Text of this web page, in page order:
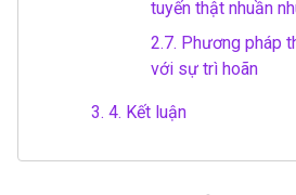
tuyến thật nhuần
2.7. Phương pháp
với sự trì hoãn
3. 4. Kết luận